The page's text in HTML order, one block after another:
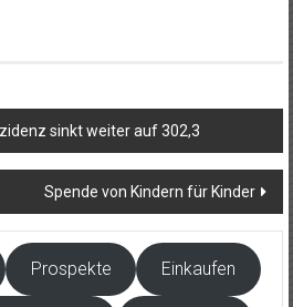
sinkt weiter auf 302,3
Spende von Kindern für Kinder
Prospekte Einkaufen